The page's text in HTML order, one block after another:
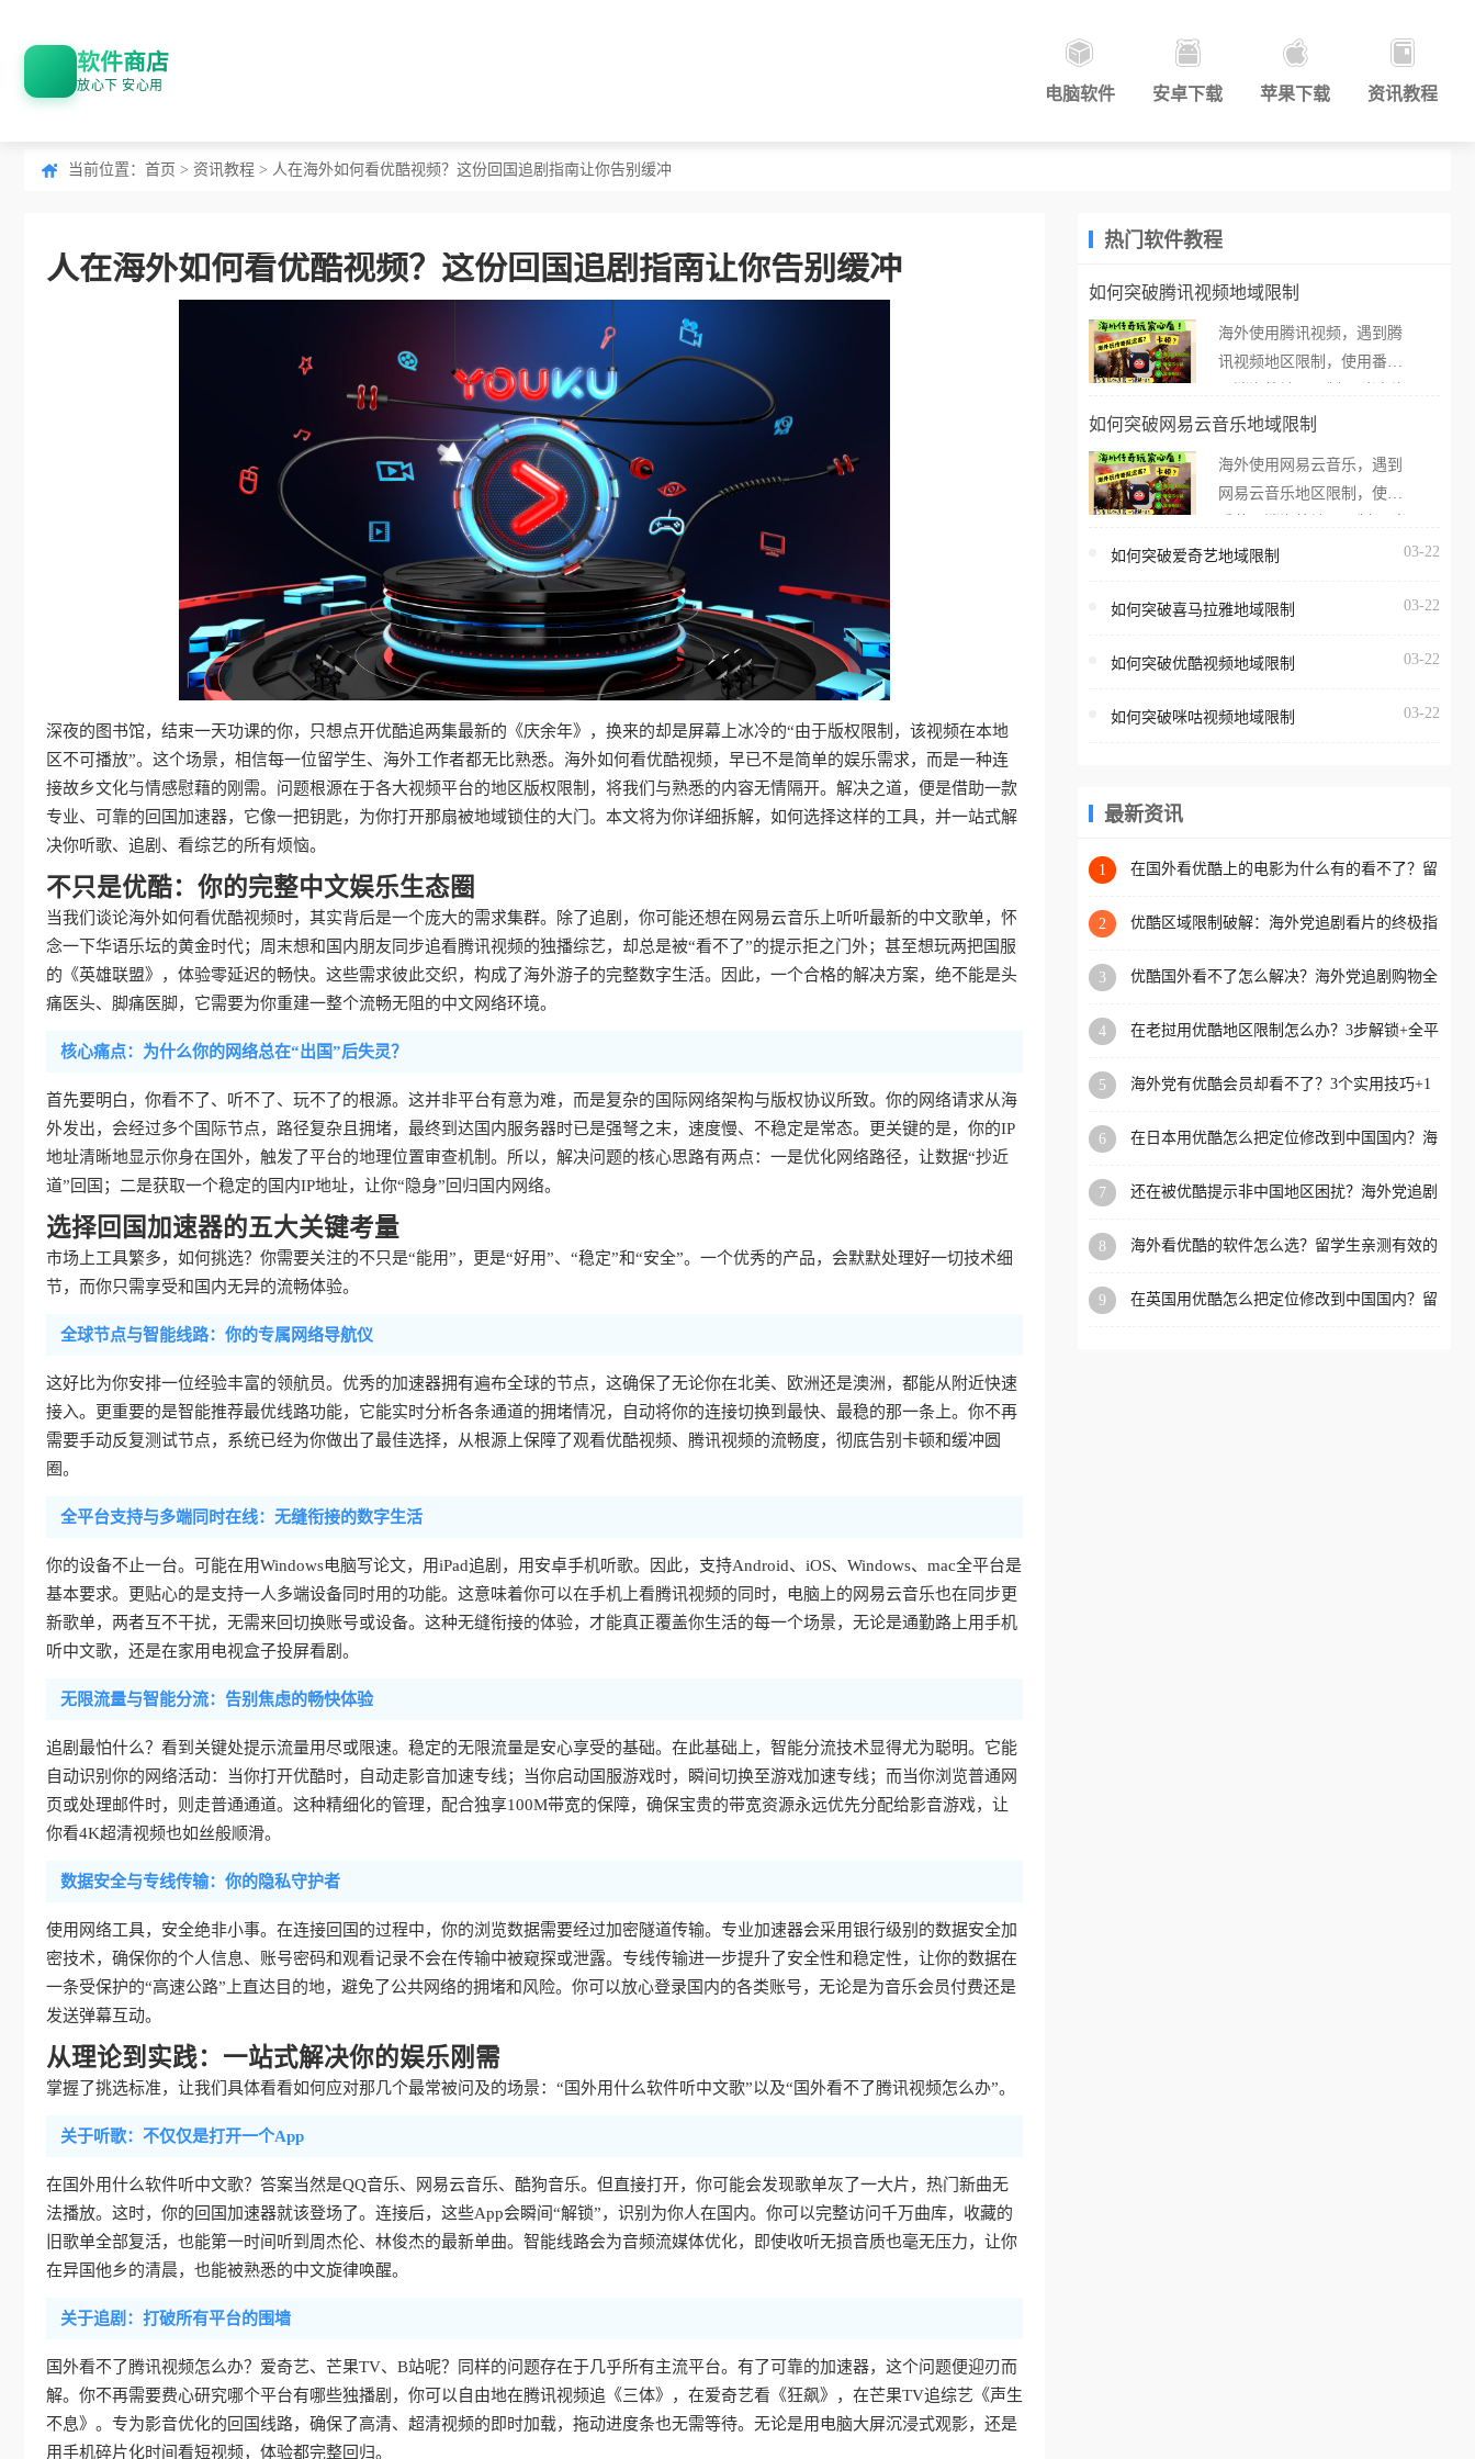
软件商店
放心下 安心用 电脑软件 安卓下载 苹果下载 资讯教程
当前位置： 首页 > 资讯教程 > 人在海外如何看优酷视频？这份回国追剧指南让你告别缓冲
人在海外如何看优酷视频？这份回国追剧指南让你告别缓冲
深夜的图书馆，结束一天功课的你，只想点开优酷追两集最新的《庆余年》，换来的却是屏幕上冰冷的“由于版权限制，该视频在本地
区不可播放”。这个场景，相信每一位留学生、海外工作者都无比熟悉。海外如何看优酷视频，早已不是简单的娱乐需求，而是一种连
接故乡文化与情感慰藉的刚需。问题根源在于各大视频平台的地区版权限制，将我们与熟悉的内容无情隔开。解决之道，便是借助一款
专业、可靠的回国加速器，它像一把钥匙，为你打开那扇被地域锁住的大门。本文将为你详细拆解，如何选择这样的工具，并一站式解
决你听歌、追剧、看综艺的所有烦恼。
不只是优酷：你的完整中文娱乐生态圈
当我们谈论海外如何看优酷视频时，其实背后是一个庞大的需求集群。除了追剧，你可能还想在网易云音乐上听听最新的中文歌单，怀
念一下华语乐坛的黄金时代；周末想和国内朋友同步追看腾讯视频的独播综艺，却总是被“看不了”的提示拒之门外；甚至想玩两把国服
的《英雄联盟》，体验零延迟的畅快。这些需求彼此交织，构成了海外游子的完整数字生活。因此，一个合格的解决方案，绝不能是头
痛医头、脚痛医脚，它需要为你重建一整个流畅无阻的中文网络环境。
核心痛点：为什么你的网络总在“出国”后失灵？
首先要明白，你看不了、听不了、玩不了的根源。这并非平台有意为难，而是复杂的国际网络架构与版权协议所致。你的网络请求从海
外发出，会经过多个国际节点，路径复杂且拥堵，最终到达国内服务器时已是强弩之末，速度慢、不稳定是常态。更关键的是，你的IP
地址清晰地显示你身在国外，触发了平台的地理位置审查机制。所以，解决问题的核心思路有两点：一是优化网络路径，让数据“抄近
道”回国；二是获取一个稳定的国内IP地址，让你“隐身”回归国内网络。
选择回国加速器的五大关键考量
市场上工具繁多，如何挑选？你需要关注的不只是“能用”，更是“好用”、“稳定”和“安全”。一个优秀的产品，会默默处理好一切技术细
节，而你只需享受和国内无异的流畅体验。
全球节点与智能线路：你的专属网络导航仪
这好比为你安排一位经验丰富的领航员。优秀的加速器拥有遍布全球的节点，这确保了无论你在北美、欧洲还是澳洲，都能从附近快速
接入。更重要的是智能推荐最优线路功能，它能实时分析各条通道的拥堵情况，自动将你的连接切换到最快、最稳的那一条上。你不再
需要手动反复测试节点，系统已经为你做出了最佳选择，从根源上保障了观看优酷视频、腾讯视频的流畅度，彻底告别卡顿和缓冲圆
圈。
全平台支持与多端同时在线：无缝衔接的数字生活
你的设备不止一台。可能在用Windows电脑写论文，用iPad追剧，用安卓手机听歌。因此，支持Android、iOS、Windows、mac全平台是
基本要求。更贴心的是支持一人多端设备同时用的功能。这意味着你可以在手机上看腾讯视频的同时，电脑上的网易云音乐也在同步更
新歌单，两者互不干扰，无需来回切换账号或设备。这种无缝衔接的体验，才能真正覆盖你生活的每一个场景，无论是通勤路上用手机
听中文歌，还是在家用电视盒子投屏看剧。
无限流量与智能分流：告别焦虑的畅快体验
追剧最怕什么？看到关键处提示流量用尽或限速。稳定的无限流量是安心享受的基础。在此基础上，智能分流技术显得尤为聪明。它能
自动识别你的网络活动：当你打开优酷时，自动走影音加速专线；当你启动国服游戏时，瞬间切换至游戏加速专线；而当你浏览普通网
页或处理邮件时，则走普通通道。这种精细化的管理，配合独享100M带宽的保障，确保宝贵的带宽资源永远优先分配给影音游戏，让
你看4K超清视频也如丝般顺滑。
数据安全与专线传输：你的隐私守护者
使用网络工具，安全绝非小事。在连接回国的过程中，你的浏览数据需要经过加密隧道传输。专业加速器会采用银行级别的数据安全加
密技术，确保你的个人信息、账号密码和观看记录不会在传输中被窥探或泄露。专线传输进一步提升了安全性和稳定性，让你的数据在
一条受保护的“高速公路”上直达目的地，避免了公共网络的拥堵和风险。你可以放心登录国内的各类账号，无论是为音乐会员付费还是
发送弹幕互动。
从理论到实践：一站式解决你的娱乐刚需
掌握了挑选标准，让我们具体看看如何应对那几个最常被问及的场景：“国外用什么软件听中文歌”以及“国外看不了腾讯视频怎么办”。
关于听歌：不仅仅是打开一个App
在国外用什么软件听中文歌？答案当然是QQ音乐、网易云音乐、酷狗音乐。但直接打开，你可能会发现歌单灰了一大片，热门新曲无
法播放。这时，你的回国加速器就该登场了。连接后，这些App会瞬间“解锁”，识别为你人在国内。你可以完整访问千万曲库，收藏的
旧歌单全部复活，也能第一时间听到周杰伦、林俊杰的最新单曲。智能线路会为音频流媒体优化，即使收听无损音质也毫无压力，让你
在异国他乡的清晨，也能被熟悉的中文旋律唤醒。
关于追剧：打破所有平台的围墙
国外看不了腾讯视频怎么办？爱奇艺、芒果TV、B站呢？同样的问题存在于几乎所有主流平台。有了可靠的加速器，这个问题便迎刃而
解。你不再需要费心研究哪个平台有哪些独播剧，你可以自由地在腾讯视频追《三体》，在爱奇艺看《狂飙》，在芒果TV追综艺《声生
不息》。专为影音优化的回国线路，确保了高清、超清视频的即时加载，拖动进度条也无需等待。无论是用电脑大屏沉浸式观影，还是
用手机碎片化时间看短视频，体验都完整回归。
热门软件教程
如何突破腾讯视频地域限制
海外使用腾讯视频，遇到腾
讯视频地区限制，使用番茄
外打开腾讯视频，却突然弹
地区无法播放”的提示语。
海外用户如香港、澳门、台
亚、欧洲等国家和地区时，
台一样，出现地区及版权限
地区播放。 遇到这个问题的
区工作、留学、定居等，都
权限制所困扰。
如何突破网易云音乐地域限制
海外使用网易云音乐，遇到
网易云音乐地区限制，使用
在海外打开网易云音乐，却
所在的地区无法播放”的提示
门、台湾、美国、加拿大、
区时，网易云音乐也会像其
回国加速器，即可解决「海
版权限制」的问题，无论人
国、加拿大、澳大利亚、欧
学、定居等，都可以使用，
扰。
如何突破爱奇艺地域限制 03-22
如何突破喜马拉雅地域限制 03-22
如何突破优酷视频地域限制 03-22
如何突破咪咕视频地域限制 03-22
最新资讯
1
在国外看优酷上的电影为什么有的看不了？留
2
优酷区域限制破解：海外党追剧看片的终极指
3
优酷国外看不了怎么解决？海外党追剧购物全
4
在老挝用优酷地区限制怎么办？3步解锁+全平
5
海外党有优酷会员却看不了？3个实用技巧+1
6
在日本用优酷怎么把定位修改到中国国内？海
7
还在被优酷提示非中国地区困扰？海外党追剧
8
海外看优酷的软件怎么选？留学生亲测有效的
9
在英国用优酷怎么把定位修改到中国国内？留